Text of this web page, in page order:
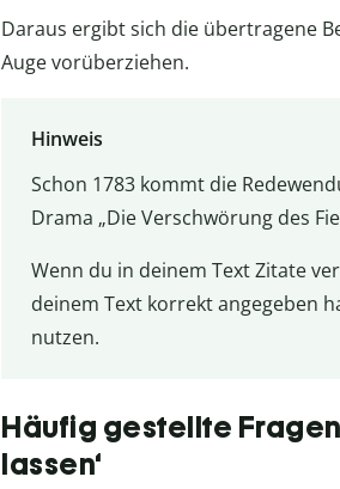
Daraus ergibt sich die übertragene
Auge vorüberziehen.
Hinweis
Schon 1783 kommt die
Drama „Die Verschwörung des
Wenn du in deinem Text Zitate
deinem Text korrekt angegeben
nutzen.
Häufig gestellte
lassen‘